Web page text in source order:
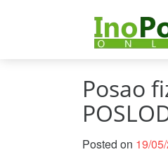
Posao
Posted on 19/